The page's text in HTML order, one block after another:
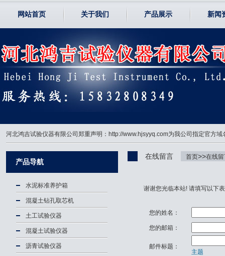
网站首页 关于我们 产品展示 新闻
河北鸿吉试验仪器有限公司郑重声明：http://www.hjsyyq.com为我公司指定官方
产品导航
水泥标准养护箱
混凝土钻孔取芯机
土工试验仪器
混凝土试验仪器
沥青试验仪器
在线留言 首页>>在线留
谢谢您光临本站! 请填写以下
您的姓名：
您的邮箱：
邮件标题：
主题